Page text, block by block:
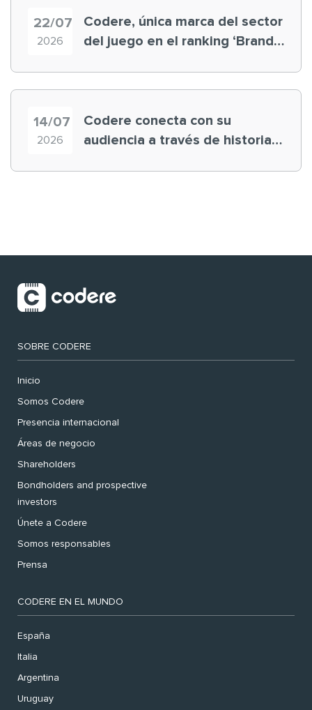
22/07
2026
Codere, única marca del sector
del juego en el ranking ‘Brand
14/07
2026
Codere conecta con su
audiencia a través de historias
SOBRE CODERE
Inicio
Somos Codere
Presencia internacional
Áreas de negocio
Shareholders
Bondholders and prospective
investors
Únete a Codere
Somos responsables
Prensa
CODERE EN EL MUNDO
España
Italia
Argentina
Uruguay